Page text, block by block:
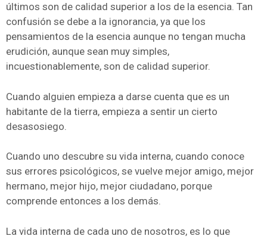
últimos son de calidad superior a los de la esencia. Tan
confusión se debe a la ignorancia, ya que los
pensamientos de la esencia aunque no tengan mucha
erudición, aunque sean muy simples,
incuestionablemente, son de calidad superior.
Cuando alguien empieza a darse cuenta que es un
habitante de la tierra, empieza a sentir un cierto
desasosiego.
Cuando uno descubre su vida interna, cuando conoce
sus errores psicológicos, se vuelve mejor amigo, mejor
hermano, mejor hijo, mejor ciudadano, porque
comprende entonces a los demás.
La vida interna de cada uno de nosotros, es lo que